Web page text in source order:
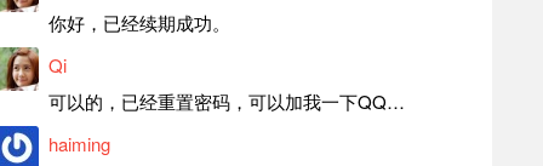
你好，已经续期成功。
Qi
可以的，已经重置密码，可以加我一下QQ，留言后我就发密码给你。
haiming